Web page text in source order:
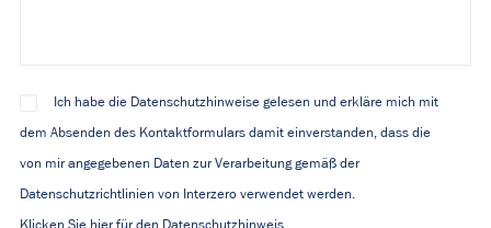
Ich habe die Datenschutzhinweise gelesen und erkläre mich mit
dem Absenden des Kontaktformulars damit einverstanden, dass die
von mir angegebenen Daten zur Verarbeitung gemäß der
Datenschutzrichtlinien von Interzero verwendet werden.